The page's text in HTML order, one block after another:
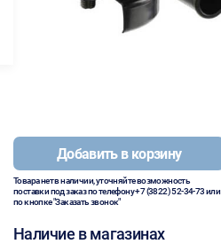
Добавить в корзину
Товара нет в наличии, уточняйте возможность
поставки под заказ по телефону+7 (3822) 52-34-73или
по кнопке "Заказать звонок"
Наличие в магазинах